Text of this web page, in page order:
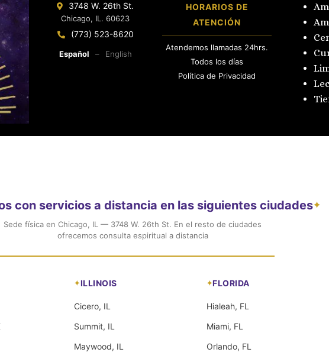
3748 W. 26th St.
Chicago, IL. 60623
(773) 523-8620
Español – English
HORARIOS DE
ATENCIÓN
Atendemos llamadas 24hrs.
Todos los días
Política de Privacidad
con servicios a distancia en las siguientes ciudades✦
Sede física en Chicago, IL — 3748 W. 26th St. En el resto de ciudades
ofrecemos consulta espiritual a distancia
ILLINOIS
Cicero, IL
Summit, IL
Maywood, IL
FLORIDA
Hialeah, FL
Miami, FL
Orlando, FL